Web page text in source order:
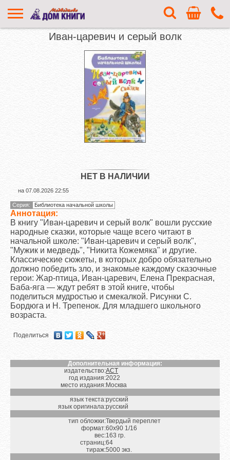
Иван-царевич и серый волк
Серия: Библиотека начальной школы
Аннотация:
В книгу "Иван-царевич и серый волк" вошли русские
народные сказки, которые чаще всего читают в
начальной школе: "Иван-царевич и серый волк",
"Мужик и медведь", "Никита Кожемяка" и другие.
Классические сюжеты, в которых добро обязательно
должно победить зло, и знакомые каждому сказочные
герои: Жар-птица, Иван-царевич, Елена Прекрасная,
Баба-яга — ждут ребят в этой книге, чтобы
поделиться мудростью и смекалкой. Рисунки С.
Бордюга и Н. Трепенок. Для младшего школьного
возраста.
Поделиться
Дополнительная информация:
издательство:АСТ
год издания:2022
место издания:Москва
язык текста:русский
язык оригинала:русский
тип обложки:Твердый переплет
формат:60х90 1/16
вес:163 гр.
страниц:64
тираж:5000 экз.
НЕТ В НАЛИЧИИ
на 07.08.2026 22:55